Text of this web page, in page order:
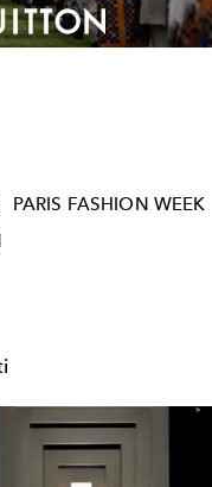
Video
PARIS FASHION WEEK